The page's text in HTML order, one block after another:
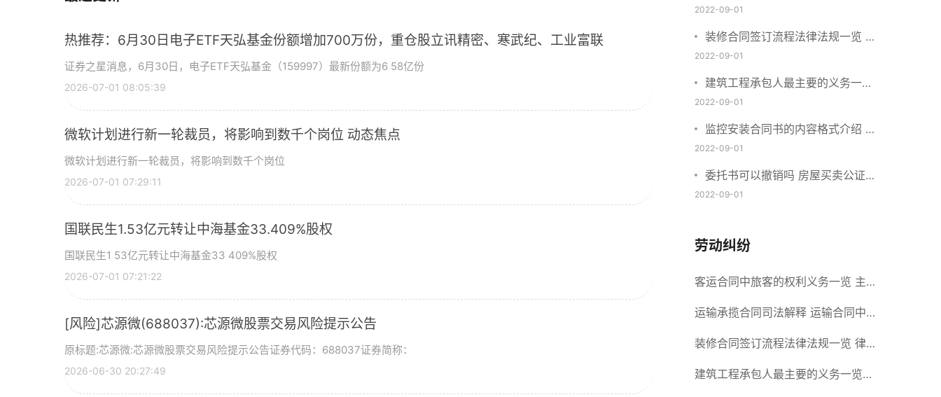
热推荐：6月30日电子ETF天弘基金份额增加700万份，重仓股立讯精密、寒武纪、工业富联
证券之星消息，6月30日，电子ETF天弘基金（159997）最新份额为6 58亿份
2026-07-01 08:05:39
微软计划进行新一轮裁员，将影响到数千个岗位 动态焦点
微软计划进行新一轮裁员，将影响到数千个岗位
2026-07-01 07:29:11
国联民生1.53亿元转让中海基金33.409%股权
国联民生1 53亿元转让中海基金33 409%股权
2026-07-01 07:21:22
[风险]芯源微(688037):芯源微股票交易风险提示公告
原标题:芯源微:芯源微股票交易风险提示公告证券代码：688037证券简称：
2026-06-30 20:27:49
承运人的义务有哪些
2022-09-01
装修合同签订流程法律法规一览 律
师解答
2022-09-01
建筑工程承包人最主要的义务一览
承包合同内容介绍
2022-09-01
监控安装合同书的内容格式介绍 一
般包括这些条款
2022-09-01
委托书可以撤销吗 房屋买卖公证可
否撤销
2022-09-01
劳动纠纷
客运合同中旅客的权利义务一览 主
要包括这些内容
运输承揽合同司法解释 运输合同中
承运人的义务有哪些
装修合同签订流程法律法规一览 律
师解答
建筑工程承包人最主要的义务一览